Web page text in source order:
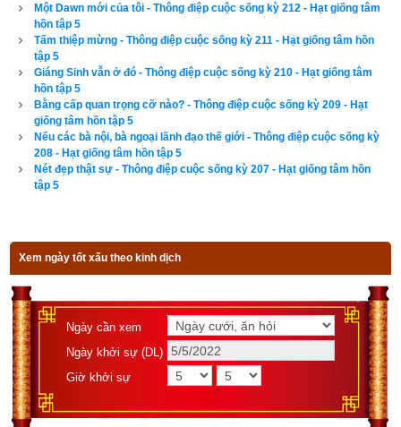
dưới tầng hầm khi tôi mải mê với sự nản lòng, nản chí. Cuối
cùng, khi bước ra khỏi thế giới đầy đồ nghề dụng cụ của ông
ngoại, Shane mang theo một miếng gỗ mỏng.
Lẳng lặng và đầy tự hào, con trai tôi dựa tác phẩm của nó vào
lề đường, ngay trước nhà ông bà ngoại. Trên tấm bảng, nét
bút nghiêng nghiêng màu đỏ của nó hiện rõ hàng chữ: NGÔI
NHÀ ĐẶC BIỆT.
xemvm.com. Lịch vạn niên của chúng tôi không chỉ có các
tính năng cơ bản như đổi lịch dương sang lịch âm, lịch can
chi
, xem
ngày theo Ngọc hạp thông thư, xem ngày theo nhị thập bát tú
mà còn có nhiều tính năng nâng cao khác như xem ngày
xung khắc với tuổi
xem ngày theo Kinh Kim Phù
Xem ngày
theo Lục Diệu
xem ngày theo Đổng Công tuyển nhật (12
trực), Bành Tổ kỵ nhật, xem ngày xuất hành theo Khổng Minh,
Một Dawn mới của tôi - Thông điệp cuộc sống kỳ 212 - Hạt giống tâm
hồn tập 5
Tấm thiệp mừng - Thông điệp cuộc sống kỳ 211 - Hạt giống tâm hồn
tập 5
Giáng Sinh vẫn ở đó - Thông điệp cuộc sống kỳ 210 - Hạt giống tâm
hồn tập 5
Bằng cấp quan trọng cỡ nào? - Thông điệp cuộc sống kỳ 209 - Hạt
giống tâm hồn tập 5
Nếu các bà nội, bà ngoại lãnh đạo thế giới - Thông điệp cuộc sống kỳ
208 - Hạt giống tâm hồn tập 5
Nét đẹp thật sự - Thông điệp cuộc sống kỳ 207 - Hạt giống tâm hồn
tập 5
Xem ngày tốt xấu theo kinh dịch
Ngày cần xem
Ngày khởi sự (DL)
Giờ khởi sự